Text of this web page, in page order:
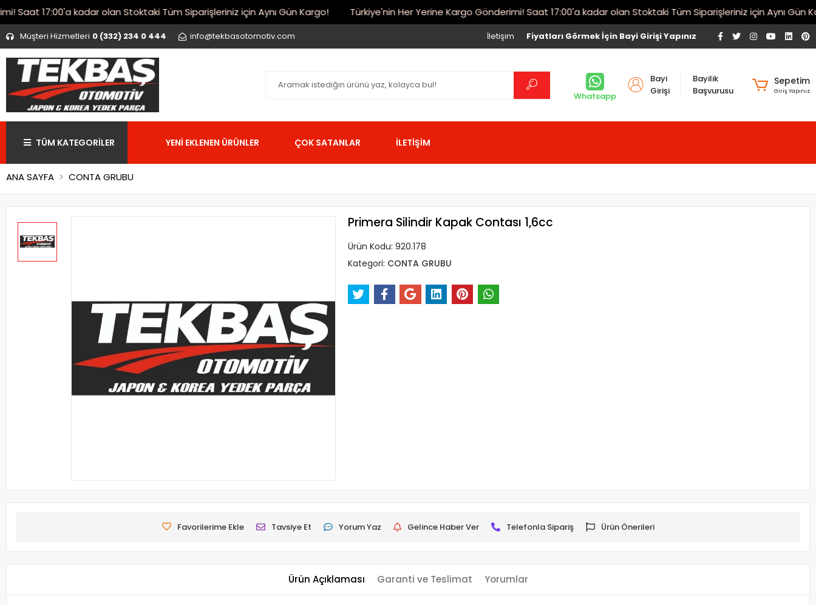
17:00'a kadar olan Stoktaki Tüm Siparişleriniz için Aynı Gün Kargo! Türkiye'nin Her Yerine Kargo Gönderimi! Saat 17:00'a kadar olan Stoktaki Tüm Siparişleriniz için Aynı Gün
Müşteri Hizmetleri 0 (332) 234 0 444 info@tekbasotomotiv.com Fiyatları Görmek İçin Bayi Girişi Yapınız
İletişim
Whatsapp
Bayi
Girişi
Bayilik
Başvurusu
Sepetim
Giriş Yapınız
TÜM KATEGORİLER YENİ EKLENEN ÜRÜNLER ÇOK SATANLAR İLETİŞİM
ANA SAYFA CONTA GRUBU
Primera Silindir Kapak Contası 1,6cc
Ürün Kodu: 920.178
Kategori: CONTA GRUBU
Favorilerime Ekle Tavsiye Et Yorum Yaz Gelince Haber Ver Telefonla Sipariş Ürün Önerileri
Ürün Açıklaması Garanti ve Teslimat Yorumlar